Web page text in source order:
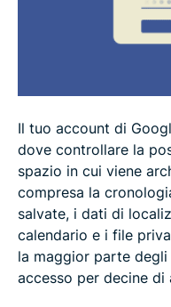
Proteggi il tuo
della password
Domande frequenti
password di Google
Il tuo account di
dove controllare la
spazio in cui viene
compresa la
salvate, i dati di
calendario e i file
la maggior parte
accesso per decine di